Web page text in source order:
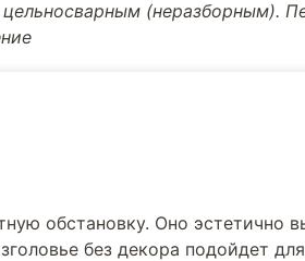
(неразборным).
обстановку. Оно эстетично
без декора подойдет